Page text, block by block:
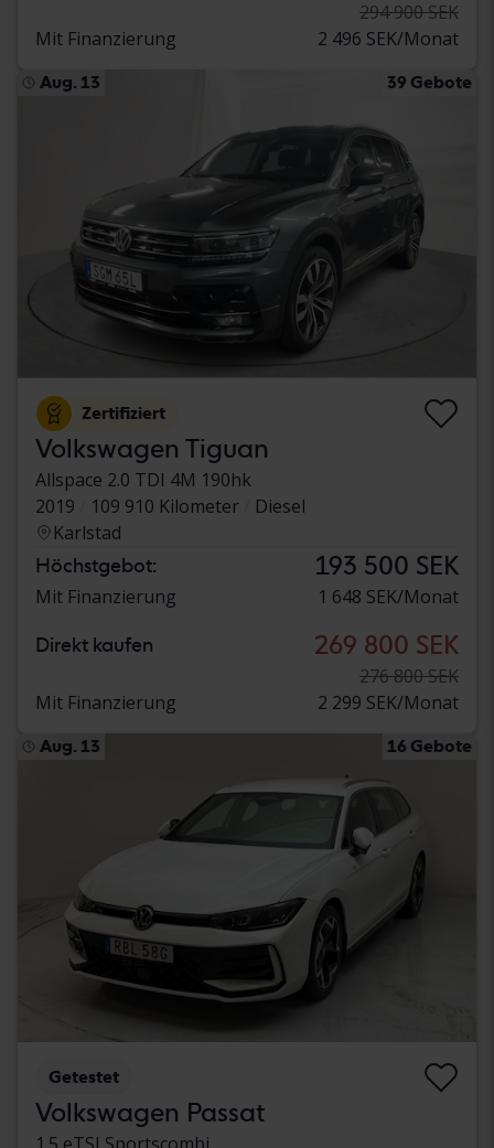
294 900 SEK
Mit Finanzierung
2 496 SEK/Monat
Aug. 13 39 Gebote
Zertifiziert
Volkswagen Tiguan
Allspace 2.0 TDI 4M 190hk
2019
109 910 Kilometer
Diesel
Karlstad
Höchstgebot: 193 500 SEK
Mit Finanzierung 1 648 SEK/Monat
Direkt kaufen 269 800 SEK
276 800 SEK
Mit Finanzierung
2 299 SEK/Monat
Aug. 13 16 Gebote
Getestet
Volkswagen Passat
1.5 eTSI Sportscombi